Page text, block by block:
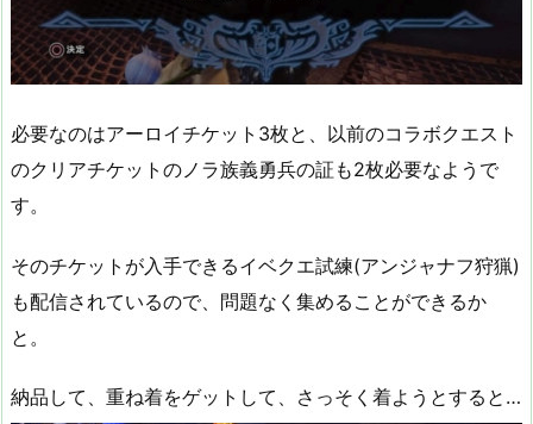
必要なのはアーロイチケット3枚と、以前のコラボクエスト
のクリアチケットのノラ族義勇兵の証も2枚必要なようで
す。
そのチケットが入手できるイベクエ試練(アンジャナフ狩猟)
も配信されているので、問題なく集めることができるか
と。
納品して、重ね着をゲットして、さっそく着ようとすると…